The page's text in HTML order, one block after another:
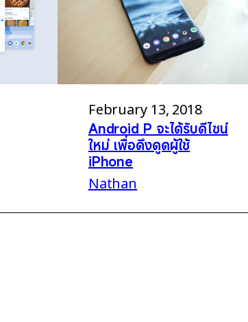
February 13, 2018
Android P จะได้รับดีไซน์
ใหม่ เพื่อดึงดูดผู้ใช้
iPhone
Nathan